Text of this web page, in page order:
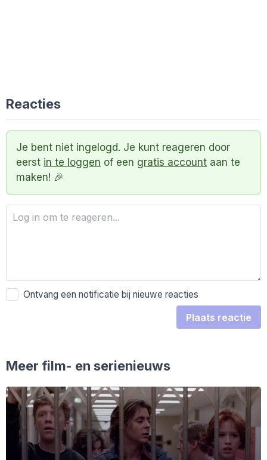
Reacties
Je bent niet ingelogd. Je kunt reageren door
eerst in te loggen of een gratis account aan te
maken! 🎉
Ontvang een notificatie bij nieuwe reacties
Plaats reactie
Meer film- en serienieuws